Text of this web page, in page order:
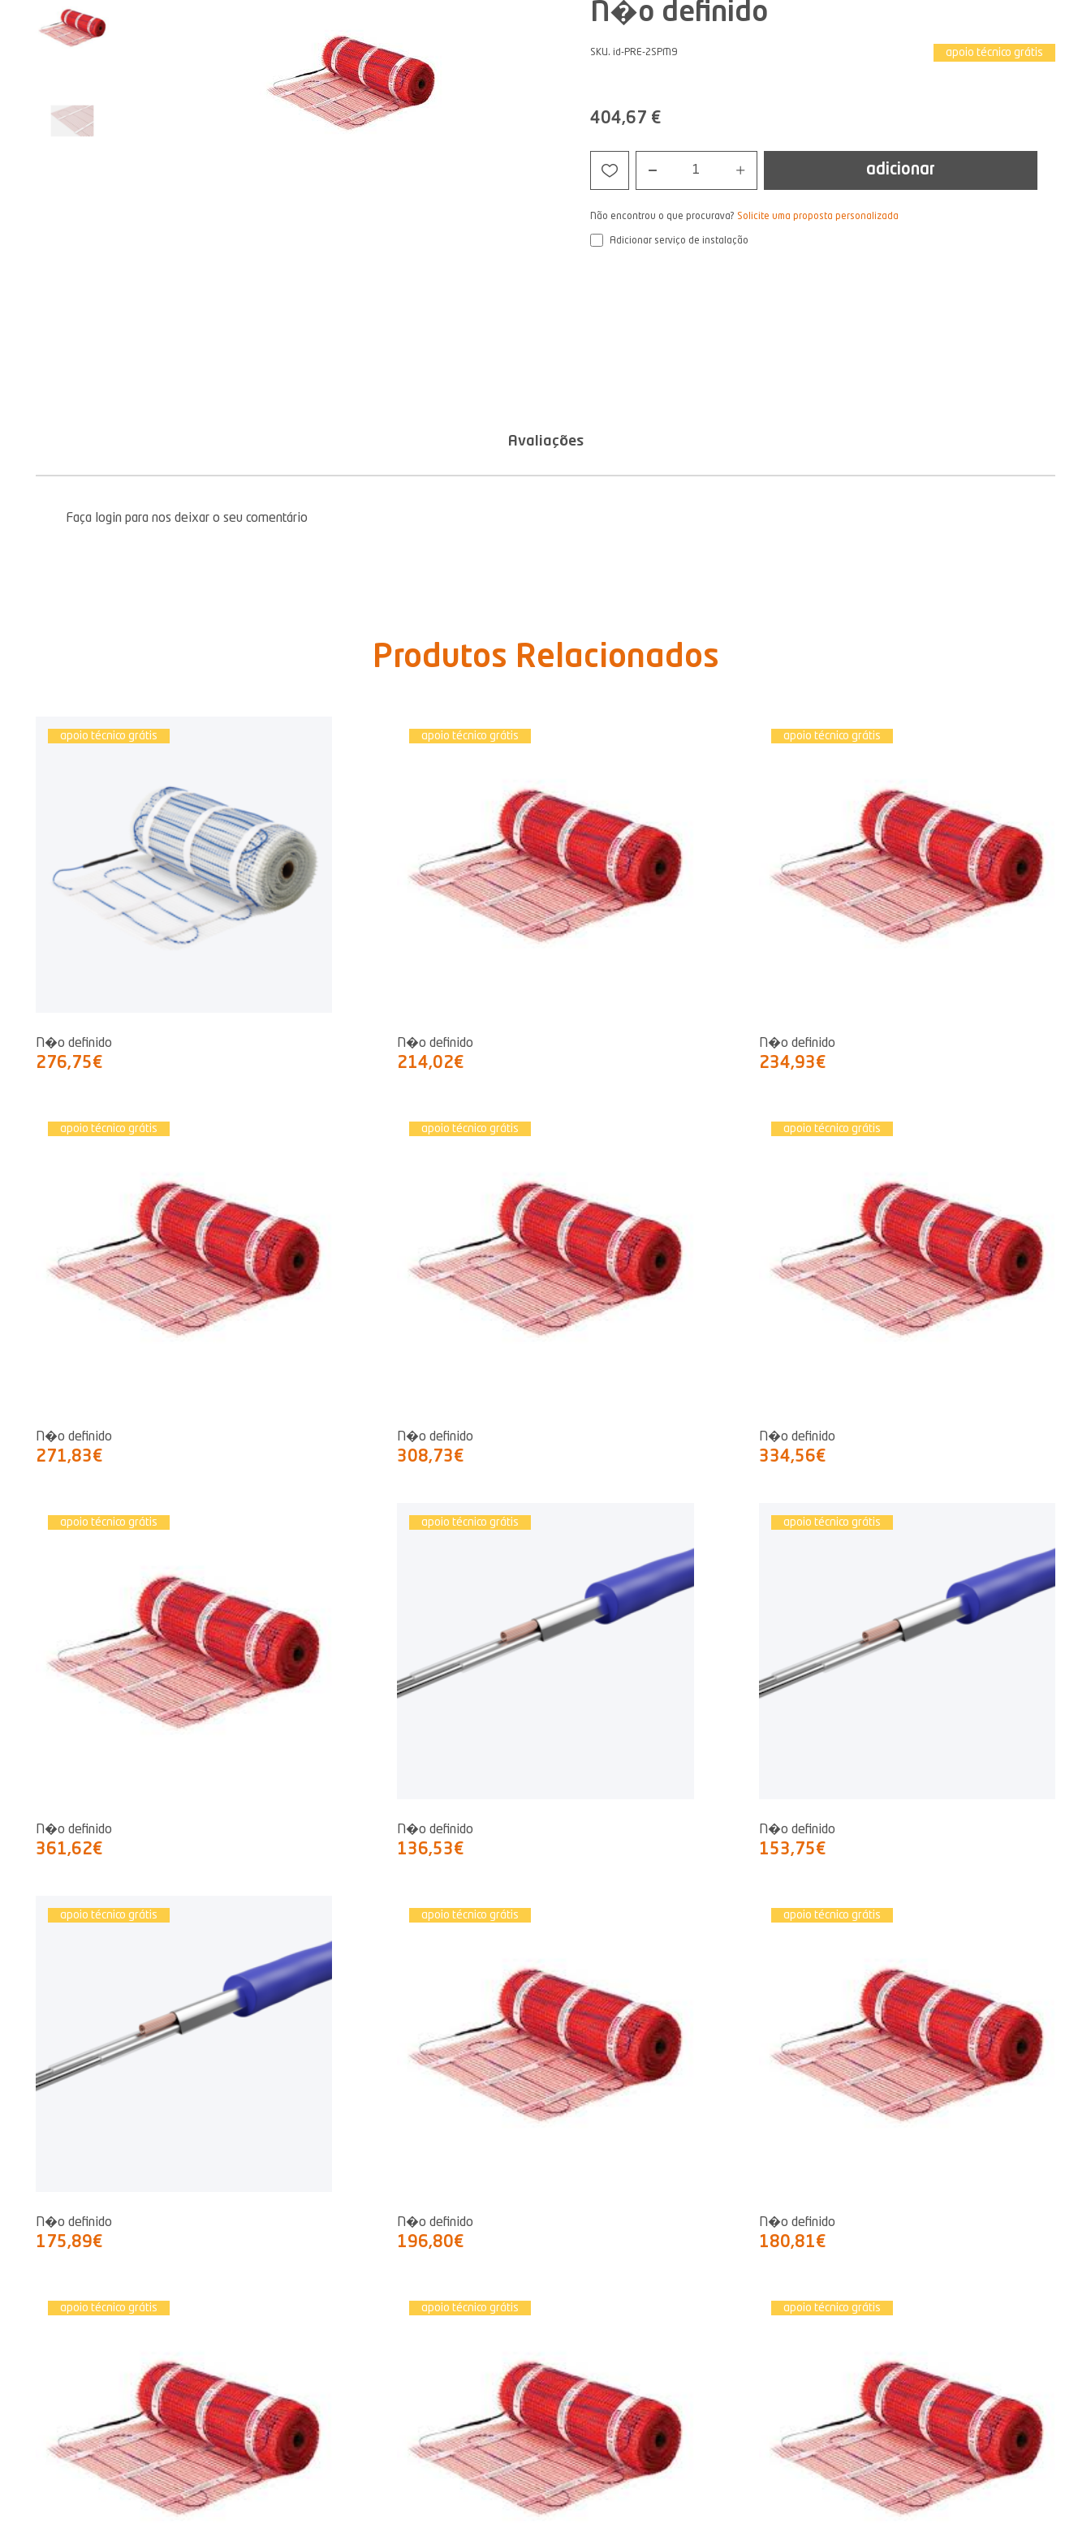
N�o definido
SKU. id-PRE-2SPM9 apoio técnico grátis
404,67 €
1 adicionar
Não encontrou o que procurava? Solicite uma proposta personalizada
Adicionar serviço de instalação
Avaliações
Faça login para nos deixar o seu comentário
Produtos Relacionados
apoio técnico grátis
N�o definido
276,75€
apoio técnico grátis
N�o definido
214,02€
apoio técnico grátis
N�o definido
234,93€
apoio técnico grátis
N�o definido
271,83€
apoio técnico grátis
N�o definido
308,73€
apoio técnico grátis
N�o definido
334,56€
apoio técnico grátis
N�o definido
361,62€
apoio técnico grátis
N�o definido
136,53€
apoio técnico grátis
N�o definido
153,75€
apoio técnico grátis
N�o definido
175,89€
apoio técnico grátis
N�o definido
196,80€
apoio técnico grátis
N�o definido
180,81€
apoio técnico grátis apoio técnico grátis apoio técnico grátis